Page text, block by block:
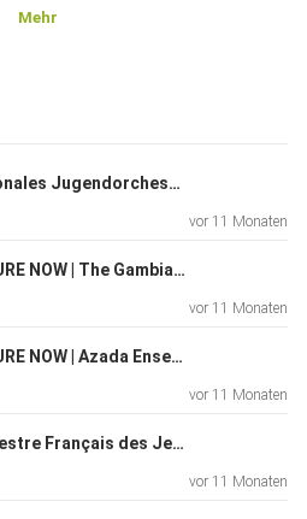
Mehr
14.08.2025 | Nationales Jugendorchester der Slowakei
vor 11 Monaten
17.08.2025 | FUTURE NOW | The Gambiana
vor 11 Monaten
15.08.2025 | FUTURE NOW | Azada Ensemble
vor 11 Monaten
16.08.2025 | Orchestre Français des Jeunes
vor 11 Monaten